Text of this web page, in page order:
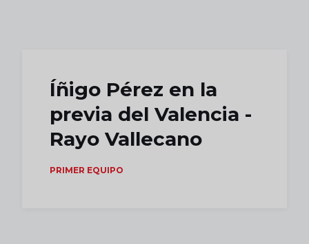
Íñigo Pérez en la
previa del Valencia -
Rayo Vallecano
PRIMER EQUIPO